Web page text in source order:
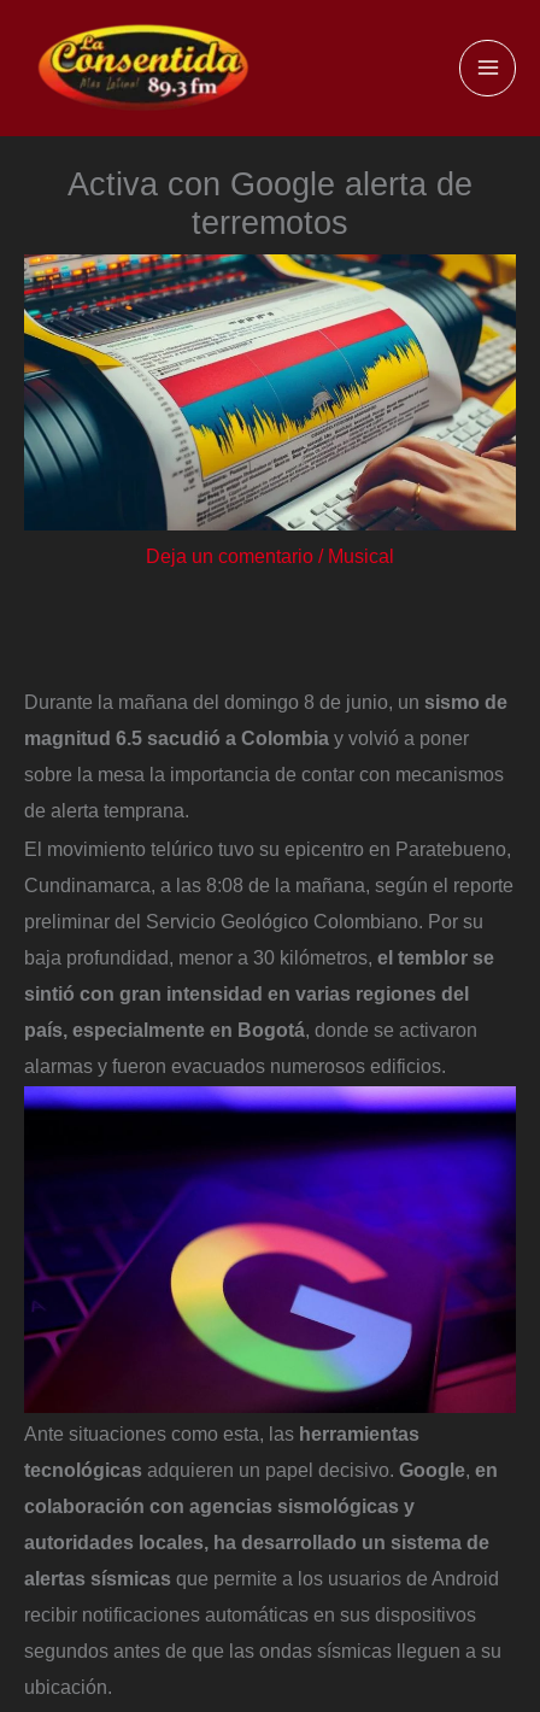
contenido
Activa con Google alerta de
terremotos
Deja un comentario / Musical
Durante la mañana del domingo 8 de junio, un sismo de
magnitud 6.5 sacudió a Colombia y volvió a poner
sobre la mesa la importancia de contar con mecanismos
de alerta temprana.
El movimiento telúrico tuvo su epicentro en Paratebueno,
Cundinamarca, a las 8:08 de la mañana, según el reporte
preliminar del Servicio Geológico Colombiano. Por su
baja profundidad, menor a 30 kilómetros, el temblor se
sintió con gran intensidad en varias regiones del
país, especialmente en Bogotá, donde se activaron
alarmas y fueron evacuados numerosos edificios.
Ante situaciones como esta, las herramientas
tecnológicas adquieren un papel decisivo. Google, en
colaboración con agencias sismológicas y
autoridades locales, ha desarrollado un sistema de
alertas sísmicas que permite a los usuarios de Android
recibir notificaciones automáticas en sus dispositivos
segundos antes de que las ondas sísmicas lleguen a su
ubicación.